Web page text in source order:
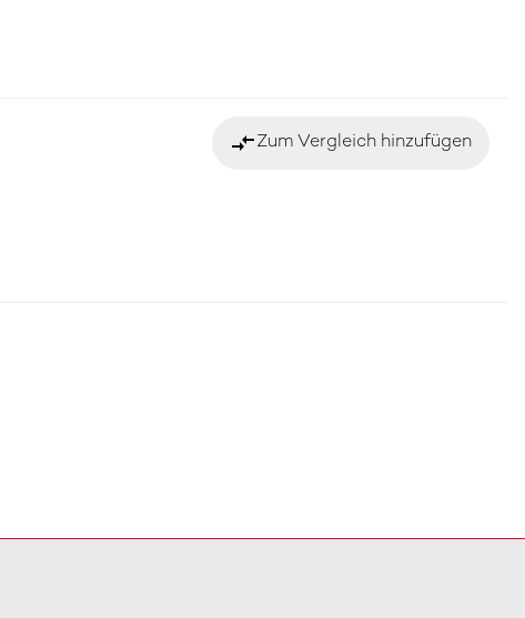
compare_arrowsZum Vergleich hinzufügen